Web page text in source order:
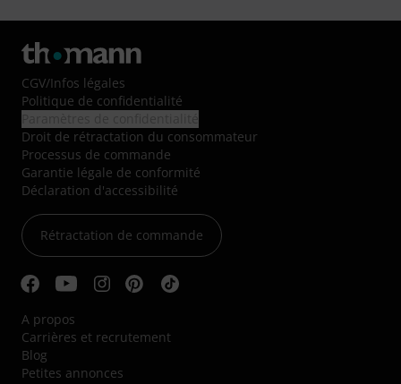
CGV/Infos légales
Politique de confidentialité
Droit de rétractation du consommateur
Processus de commande
Garantie légale de conformité
Déclaration d'accessibilité
Rétractation de commande
A propos
Carrières et recrutement
Blog
Petites annonces